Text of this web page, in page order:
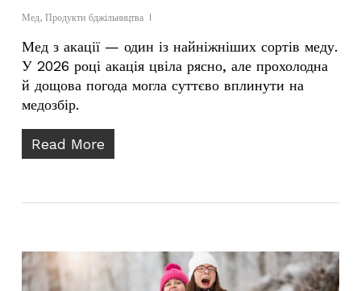
Мед, Продукти бджільництва
Мед з акації — один із найніжніших сортів меду.
У 2026 році акація цвіла рясно, але прохолодна
й дощова погода могла суттєво вплинути на
медозбір.
Read More